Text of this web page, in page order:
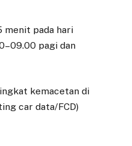
menit pada hari
pagi dan
kemacetan di
car data/FCD)